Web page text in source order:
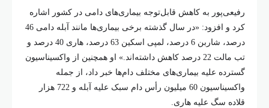
رفیعی‌پور به کاهش قابل‌توجه بیماری‌های دامی در کشور اشاره
کرد و افزود: «در سال گذشته برخی بیماری‌ها مانند آبله دامی 46
درصد، شاربن 6 درصد، لمپی اسکین 63 درصد، هاری 40 درصد و
تب مالت 22 درصد کاهش داشته‌اند.» او همچنین از واکسیناسیون
گسترده علیه بیماری‌های مختلف دام‌ها خبر داد، از جمله
واکسیناسیون 60 میلیون رأس دام سبک علیه آبله و 722 هزار
قلاده سگ علیه هاری.